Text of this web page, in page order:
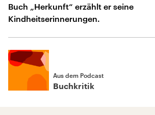
Buch „Herkunft“ erzählt er seine
Kindheitserinnerungen.
Aus dem Podcast
Buchkritik